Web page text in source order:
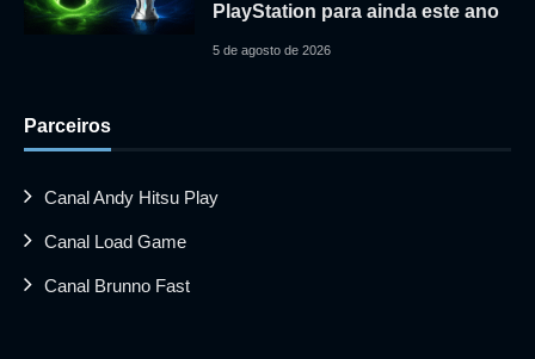
PlayStation para ainda este ano
5 de agosto de 2026
Parceiros
Canal Andy Hitsu Play
Canal Load Game
Canal Brunno Fast